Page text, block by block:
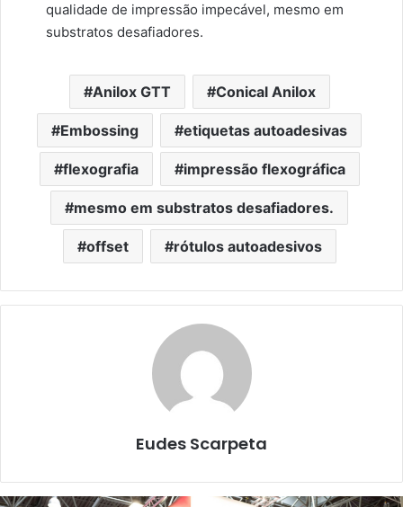
qualidade de impressão impecável, mesmo em
substratos desafiadores.
Anilox GTT Conical Anilox
Embossing etiquetas autoadesivas
flexografia impressão flexográfica
mesmo em substratos desafiadores.
offset rótulos autoadesivos
Eudes Scarpeta